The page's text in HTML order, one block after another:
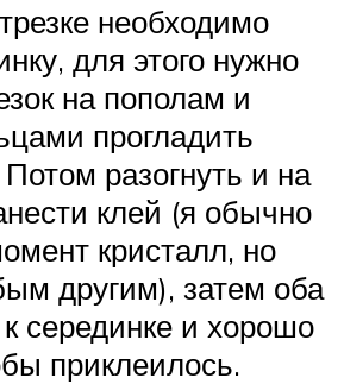
необходимо
для этого нужно
на пополам и
прогладить
разогнуть и на
клей (я обычно
кристалл, но
другим), затем оба
к серединке и хорошо
приклеилось.